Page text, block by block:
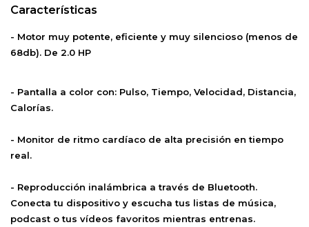
Características
- Motor muy potente, eficiente y muy silencioso (menos de
68db). De 2.0 HP
- Pantalla a color con: Pulso, Tiempo, Velocidad, Distancia,
Calorías.
- Monitor de ritmo cardíaco de alta precisión en tiempo
real.
- Reproducción inalámbrica a través de Bluetooth.
Conecta tu dispositivo y escucha tus listas de música,
podcast o tus vídeos favoritos mientras entrenas.